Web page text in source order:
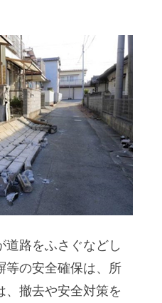
路をふさぐなどし
等の安全確保は、所
撤去や安全対策を